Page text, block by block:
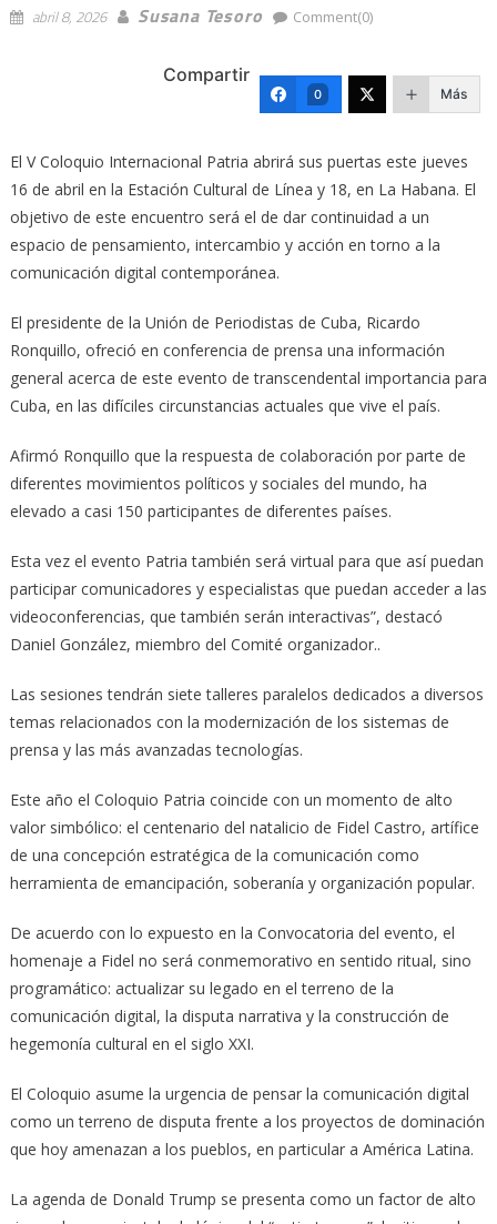
abril 8, 2026 Susana Tesoro Comment(0)
Compartir
0 Más
El V Coloquio Internacional Patria abrirá sus puertas este jueves
16 de abril en la Estación Cultural de Línea y 18, en La Habana. El
objetivo de este encuentro será el de dar continuidad a un
espacio de pensamiento, intercambio y acción en torno a la
comunicación digital contemporánea.
El presidente de la Unión de Periodistas de Cuba, Ricardo
Ronquillo, ofreció en conferencia de prensa una información
general acerca de este evento de transcendental importancia para
Cuba, en las difíciles circunstancias actuales que vive el país.
Afirmó Ronquillo que la respuesta de colaboración por parte de
diferentes movimientos políticos y sociales del mundo, ha
elevado a casi 150 participantes de diferentes países.
Esta vez el evento Patria también será virtual para que así puedan
participar comunicadores y especialistas que puedan acceder a las
videoconferencias, que también serán interactivas”, destacó
Daniel González, miembro del Comité organizador..
Las sesiones tendrán siete talleres paralelos dedicados a diversos
temas relacionados con la modernización de los sistemas de
prensa y las más avanzadas tecnologías.
Este año el Coloquio Patria coincide con un momento de alto
valor simbólico: el centenario del natalicio de Fidel Castro, artífice
de una concepción estratégica de la comunicación como
herramienta de emancipación, soberanía y organización popular.
De acuerdo con lo expuesto en la Convocatoria del evento, el
homenaje a Fidel no será conmemorativo en sentido ritual, sino
programático: actualizar su legado en el terreno de la
comunicación digital, la disputa narrativa y la construcción de
hegemonía cultural en el siglo XXI.
El Coloquio asume la urgencia de pensar la comunicación digital
como un terreno de disputa frente a los proyectos de dominación
que hoy amenazan a los pueblos, en particular a América Latina.
La agenda de Donald Trump se presenta como un factor de alto